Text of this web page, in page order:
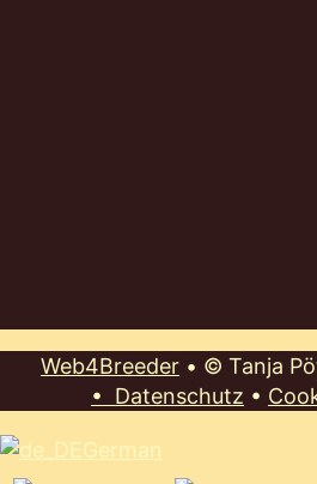
Web4Breeder • © Tanja
• Datenschutz •
German